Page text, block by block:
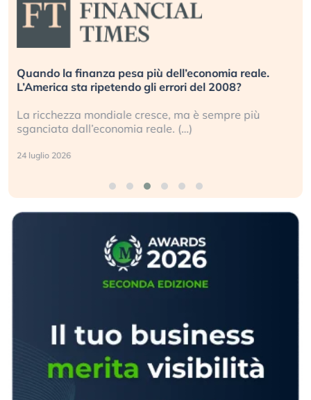
Quando la finanza pesa più dell’economia reale.
L’America sta ripetendo gli errori del 2008?
La ricchezza mondiale cresce, ma è sempre più
sganciata dall’economia reale. (…)
24 luglio 2026